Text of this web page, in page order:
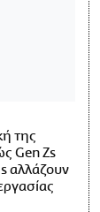
της
Gen Zs
αλλάζουν